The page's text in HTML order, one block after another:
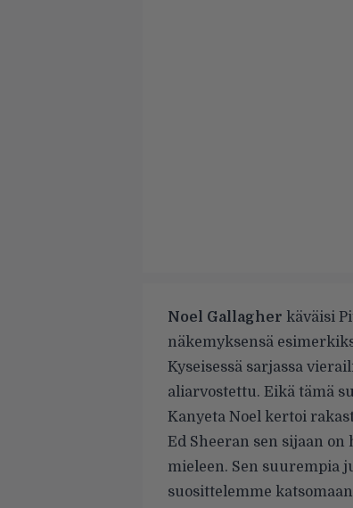
Noel Gallagher käväisi
näkemyksensä
Kyseisessä sarjassa
aliarvostettu. Eikä tämä
Kanyeta Noel kertoi
Ed Sheeran sen sijaan
mieleen. Sen suurempia
suosittelemme